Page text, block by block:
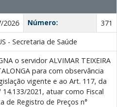
2026 Número:
371
- Secretaria de Saúde
o servidor ALVIMAR TEIXEIRA
para com observância
vigente e ao Art. 117, da
14.133/2021, atuar como Fiscal
de Registro de Preços n°